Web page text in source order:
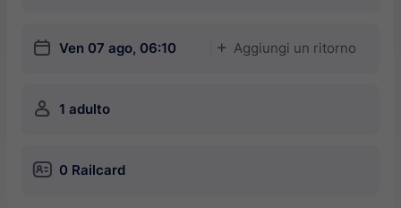
󱎗 Ven 07 ago, 06:10 󱅇 Aggiungi un ritorno
󱍂 1 adulto
󱄝 0 Railcard